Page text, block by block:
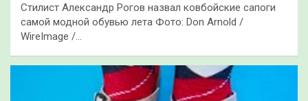
Стилист Александр Рогов назвал ковбойские сапоги
самой модной обувью лета Фото: Don Arnold /
WireImage /…